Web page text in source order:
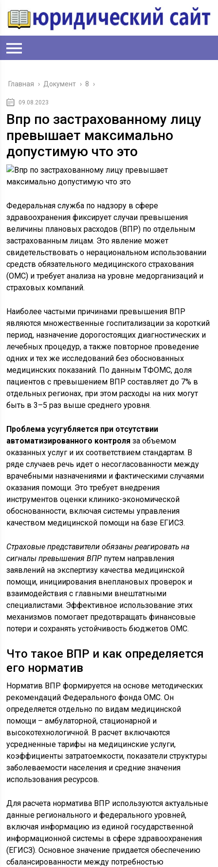
Главная › Документ › 8 ›
09.08.2023
Впр по застрахованному лицу
превышает максимально
допустимую что это
Федеральная служба по надзору в сфере
здравоохранения фиксирует случаи превышения
величины плановых расходов (ВПР) по отдельным
застрахованным лицам. Это явление может
свидетельствовать о нерациональном использовании
средств обязательного медицинского страхования
(ОМС) и требует анализа на уровне медорганизаций и
страховых компаний.
Наиболее частыми причинами превышения ВПР
являются множественные госпитализации за короткий
период, назначение дорогостоящих диагностических и
лечебных процедур, а также повторное проведение
одних и тех же исследований без обоснованных
медицинских показаний. По данным ТФОМС, доля
пациентов с превышением ВПР составляет до 7% в
отдельных регионах, при этом расходы на них могут
быть в 3–5 раз выше среднего уровня.
Проблема усугубляется при отсутствии
автоматизированного контроля за объемом
оказанных услуг и их соответствием стандартам. В
ряде случаев речь идет о несогласованности между
врачебными назначениями и фактическими случаями
оказания помощи. Это требует внедрения
инструментов оценки клинико-экономической
обоснованности, включая системы управления
качеством медицинской помощи на базе ЕГИСЗ.
Страховые представители обязаны реагировать на
сигналы превышения ВПР путем направления
заявлений на экспертизу качества медицинской
помощи, инициирования внеплановых проверок и
взаимодействия с главными внештатными
специалистами. Эффективное использование этих
механизмов помогает предотвращать финансовые
потери и сохранять устойчивость бюджетов ОМС.
Что такое ВПР и как определяется
его норматив
Норматив ВПР формируется на основе методических
рекомендаций Федерального фонда ОМС. Он
определяется отдельно по видам медицинской
помощи – амбулаторной, стационарной и
высокотехнологичной. В расчет включаются
усредненные тарифы на медицинские услуги,
коэффициенты затратоемкости, показатели структуры
заболеваемости населения и средние значения
использования ресурсов.
Для расчета норматива ВПР используются актуальные
данные регионального и федерального уровней,
включая информацию из единой государственной
информационной системы в сфере здравоохранения
(ЕГИСЗ). Основное значение придается обеспечению
сбалансированности между потребностью